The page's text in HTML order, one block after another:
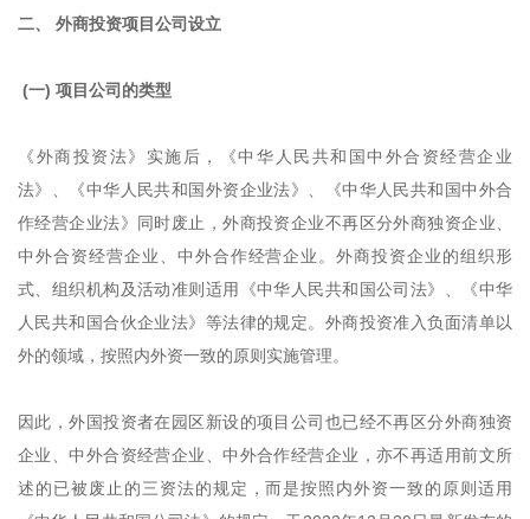
二、 外商投资项目公司设立
(一) 项目公司的类型
《外商投资法》实施后，《中华人民共和国中外合资经营企业
法》、《中华人民共和国外资企业法》、《中华人民共和国中外合
作经营企业法》同时废止，外商投资企业不再区分外商独资企业、
中外合资经营企业、中外合作经营企业。外商投资企业的组织形
式、组织机构及活动准则适用《中华人民共和国公司法》、《中华
人民共和国合伙企业法》等法律的规定。外商投资准入负面清单以
外的领域，按照内外资一致的原则实施管理。
因此，外国投资者在园区新设的项目公司也已经不再区分外商独资
企业、中外合资经营企业、中外合作经营企业，亦不再适用前文所
述的已被废止的三资法的规定，而是按照内外资一致的原则适用